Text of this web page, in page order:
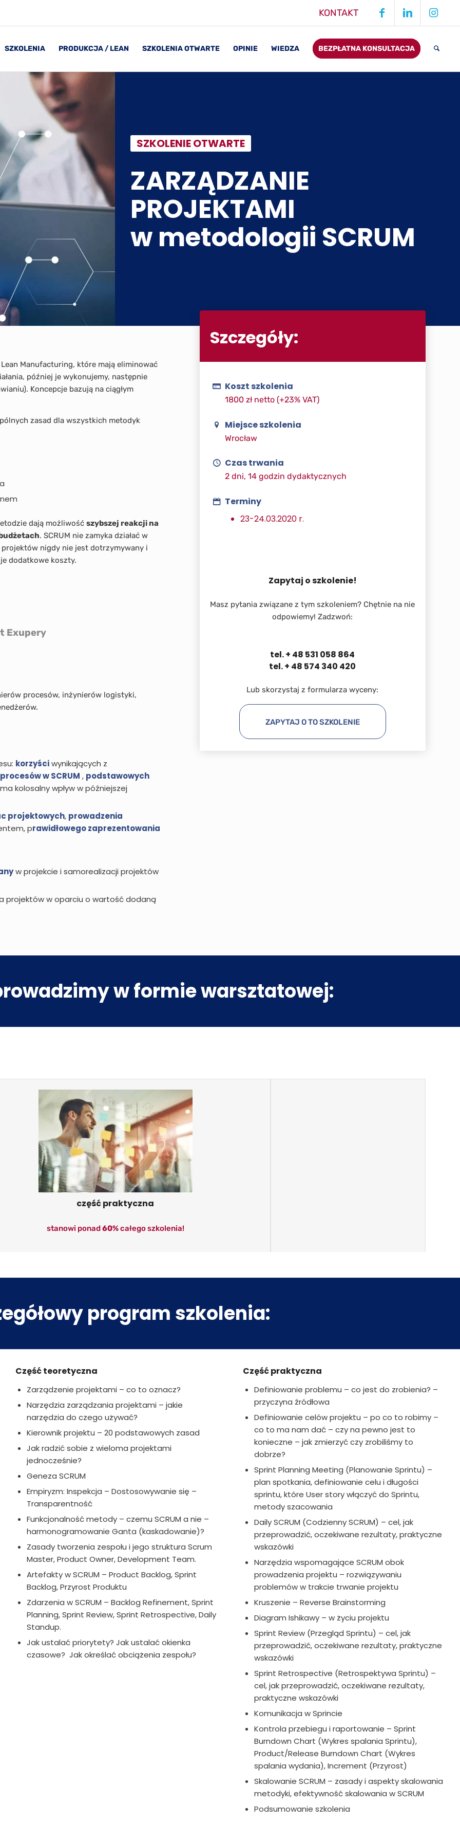
KONTAKT
SZKOLENIA PRODUKCJA / LEAN SZKOLENIA OTWARTE OPINIE WIEDZA BEZPŁATNA KONSULTACJA
SZKOLENIE OTWARTE
ZARZĄDZANIE
PROJEKTAMI
w metodologii SCRUM
Manufacturing, które mają eliminować
później je wykonujemy, następnie
Koncepcje bazują na ciągłym
zasad dla wszystkich metodyk
dają możliwość szybszej reakcji na
. SCRUM nie zamyka działać w
nigdy nie jest dotrzymywany i
dodatkowe koszty.
Exupery
procesów, inżynierów logistyki,
korzyściwynikających z
w SCRUM , podstawowych
kolosalny wpływ w późniejszej
projektowych, prowadzenia
prawidłowego zaprezentowania
w projekcie i samorealizacji projektów
projektów w oparciu o wartość dodaną
Szczegóły:
Koszt szkolenia
1800 zł netto (+23% VAT)
Miejsce szkolenia
Wrocław
Czas trwania
2 dni, 14 godzin dydaktycznych
Terminy
23-24.03.2020 r.
Zapytaj o szkolenie!
Masz pytania związane z tym szkoleniem? Chętnie na nie
odpowiemy! Zadzwoń:
tel. + 48 531 058 864
tel. + 48 574 340 420
Lub skorzystaj z formularza wyceny:
ZAPYTAJ O TO SZKOLENIE
w formie warsztatowej:
część praktyczna
stanowi ponad60%całego szkolenia!
program szkolenia:
Część teoretyczna
Zarządzenie projektami – co to oznacz?
Narzędzia zarządzania projektami – jakie
narzędzia do czego używać?
Kierownik projektu – 20 podstawowych zasad
Jak radzić sobie z wieloma projektami
jednocześnie?
Geneza SCRUM
Empiryzm: Inspekcja – Dostosowywanie się –
Transparentność
Funkcjonalność metody – czemu SCRUM a nie –
harmonogramowanie Ganta (kaskadowanie)?
Zasady tworzenia zespołu i jego struktura Scrum
Master, Product Owner, Development Team.
Artefakty w SCRUM – Product Backlog, Sprint
Backlog, Przyrost Produktu
Zdarzenia w SCRUM – Backlog Refinement, Sprint
Planning, Sprint Review, Sprint Retrospective, Daily
Standup.
Jak ustalać priorytety? Jak ustalać okienka
czasowe? Jak określać obciążenia zespołu?
Część praktyczna
Definiowanie problemu – co jest do zrobienia? –
przyczyna źródłowa
Definiowanie celów projektu – po co to robimy –
co to ma nam dać – czy na pewno jest to
konieczne – jak zmierzyć czy zrobiliśmy to
dobrze?
Sprint Planning Meeting (Planowanie Sprintu) –
plan spotkania, definiowanie celu i długości
sprintu, które User story włączyć do Sprintu,
metody szacowania
Daily SCRUM (Codzienny SCRUM) – cel, jak
przeprowadzić, oczekiwane rezultaty, praktyczne
wskazówki
Narzędzia wspomagające SCRUM obok
prowadzenia projektu – rozwiązywaniu
problemów w trakcie trwanie projektu
Kruszenie – Reverse Brainstorming
Diagram Ishikawy – w życiu projektu
Sprint Review (Przegląd Sprintu) – cel, jak
przeprowadzić, oczekiwane rezultaty, praktyczne
wskazówki
Sprint Retrospective (Retrospektywa Sprintu) –
cel, jak przeprowadzić, oczekiwane rezultaty,
praktyczne wskazówki
Komunikacja w Sprincie
Kontrola przebiegu i raportowanie – Sprint
Burndown Chart (Wykres spalania Sprintu),
Product/Release Burndown Chart (Wykres
spalania wydania), Increment (Przyrost)
Skalowanie SCRUM – zasady i aspekty skalowania
metodyki, efektywność skalowania w SCRUM
Podsumowanie szkolenia